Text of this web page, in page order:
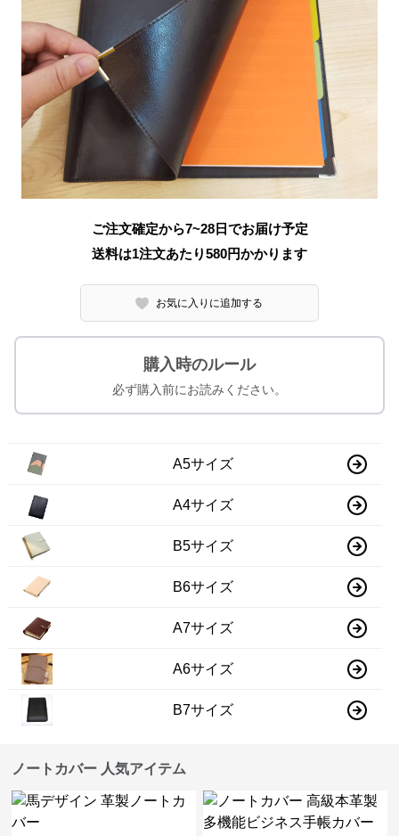
ご注文確定から7~28日でお届け予定
送料は1注文あたり580円かかります
お気に入りに追加する
購入時のルール
必ず購入前にお読みください。
A5サイズ
A4サイズ
B5サイズ
B6サイズ
A7サイズ
A6サイズ
B7サイズ
ノートカバー 人気アイテム